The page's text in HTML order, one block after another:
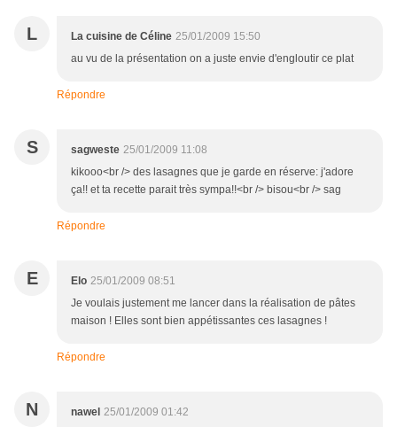
L La cuisine de Céline 25/01/2009 15:50
au vu de la présentation on a juste envie d'engloutir ce plat
Répondre
S sagweste 25/01/2009 11:08
kikooo<br /> des lasagnes que je garde en réserve: j'adore
ça!! et ta recette parait très sympa!!<br /> bisou<br /> sag
Répondre
E Elo 25/01/2009 08:51
Je voulais justement me lancer dans la réalisation de pâtes
maison ! Elles sont bien appétissantes ces lasagnes !
Répondre
N nawel 25/01/2009 01:42